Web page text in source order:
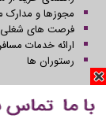
مجوزها و مدارک
فرصت های شغلی
ارائه خدمات
رستوران ها
کلیه حقوق